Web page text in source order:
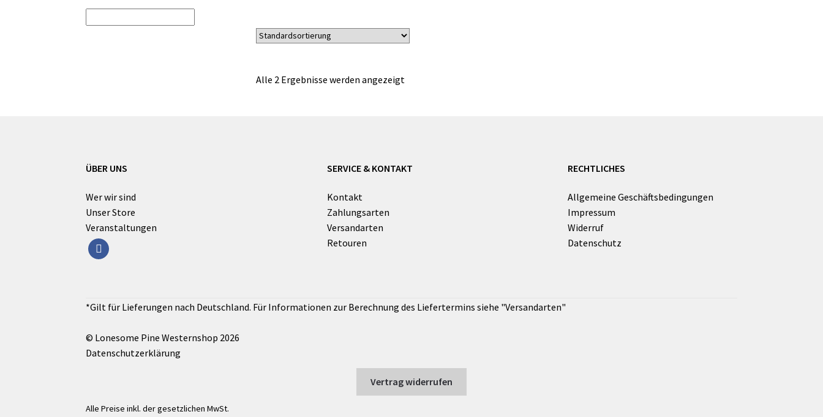
Alle 2 Ergebnisse werden angezeigt
ÜBER UNS
Wer wir sind
Unser Store
Veranstaltungen
facebook
SERVICE & KONTAKT
Kontakt
Zahlungsarten
Versandarten
Retouren
RECHTLICHES
Allgemeine Geschäftsbedingungen
Impressum
Widerruf
Datenschutz
© Lonesome Pine Westernshop 2026
Datenschutzerklärung
Vertrag widerrufen
Alle Preise inkl. der gesetzlichen MwSt.